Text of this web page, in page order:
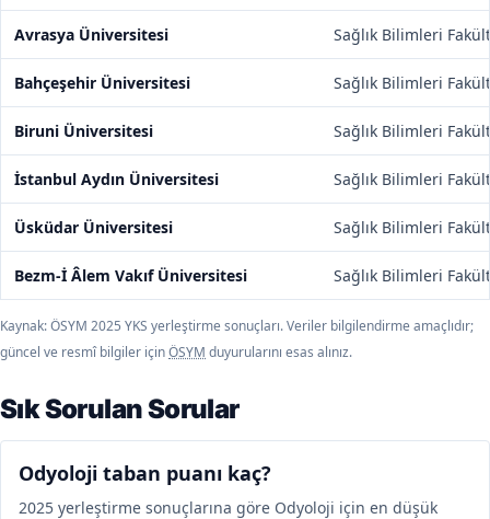
Avrasya Üniversitesi Sağlık Bilimleri
Bahçeşehir Üniversitesi Sağlık Bilimleri
Biruni Üniversitesi Sağlık Bilimleri
İstanbul Aydın Üniversitesi Sağlık Bilimleri
Üsküdar Üniversitesi Sağlık Bilimleri
Bezm-İ Âlem Vakıf Üniversitesi Sağlık Bilimleri
Kaynak: ÖSYM 2025 YKS yerleştirme sonuçları. Veriler bilgilendirme amaçlıdır;
güncel ve resmî bilgiler içinÖSYM duyurularını esas alınız.
Sık Sorulan Sorular
Odyoloji taban puanı kaç?
2025 yerleştirme sonuçlarına göre Odyoloji için en düşük